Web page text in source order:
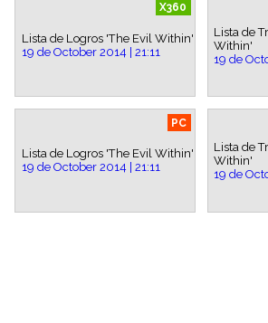
X360
Lista de Logros 'The Evil Within'
19 de October 2014 | 21:11
Lista de
Within'
19 de
PC
Lista de Logros 'The Evil Within'
19 de October 2014 | 21:11
Lista de
Within'
19 de